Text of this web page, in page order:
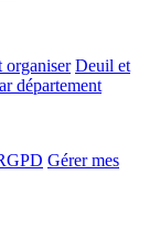
organiser Deuil et
département
Gérer mes